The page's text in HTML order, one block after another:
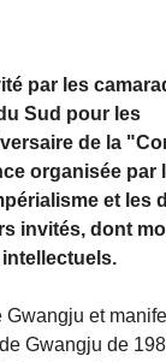
par les
Sud pour les
de la
organisée par
et les
invités, dont
et
Gwangju de